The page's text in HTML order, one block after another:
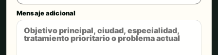
Mensaje adicional